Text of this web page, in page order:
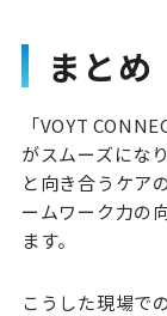
まとめ
「VOYT
がスムーズにな
と向き合うケア
ームワーク力の
ます。
こうした現場で